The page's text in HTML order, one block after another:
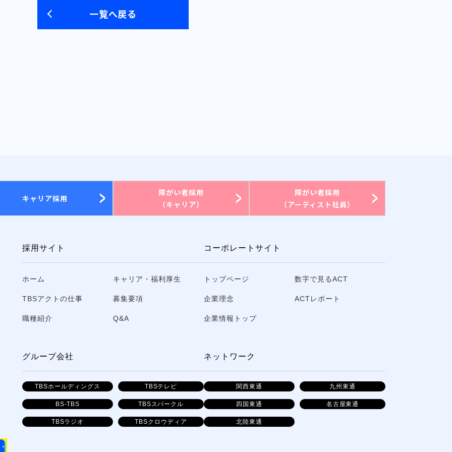
一覧へ戻る
キャリア採用
障がい者採用
（キャリア）
障がい者採用
（アーティスト社員）
採用サイト
ホーム キャリア・福利厚生
TBSアクトの仕事 募集要項
職種紹介 Q&A
コーポレートサイト
トップページ 数字で見るACT
企業理念 ACTレポート
企業情報トップ
グループ会社
TBSホールディングス TBSテレビ
BS-TBS TBSスパークル
TBSラジオ TBSクロウディア
ネットワーク
関西東通 九州東通
四国東通 名古屋東通
北陸東通